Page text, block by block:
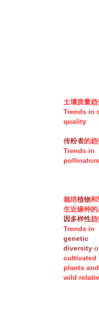
土壤质量趋
Trends in
quality
传粉者的趋
Trends in
pollinators
栽培植物和
生近缘种的
因多样性
Trends in
genetic
diversity
cultivated
plants and
wild